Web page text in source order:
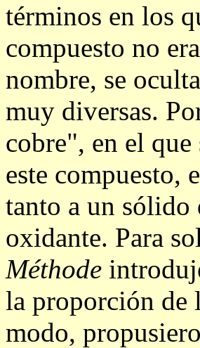
términos en los
compuesto no
nombre, se
muy diversas.
cobre", en el
este compuesto,
tanto a un
oxidante. Para
Méthode
la proporción de
modo,